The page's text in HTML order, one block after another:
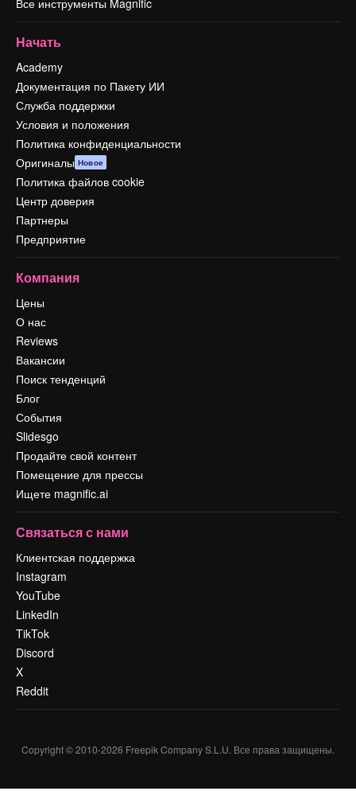
Начать
Academy
Документация по Пакету ИИ
Служба поддержки
Условия и положения
Политика конфиденциальности
Оригиналы Новое
Политика файлов cookie
Центр доверия
Партнеры
Предприятие
Компания
Цены
О нас
Reviews
Вакансии
Поиск тенденций
Блог
События
Slidesgo
Продайте свой контент
Помещение для прессы
Ищете magnific.ai
Связаться с нами
Клиентская поддержка
Instagram
YouTube
LinkedIn
TikTok
Discord
X
Reddit
Copyright © 2010-2026 Freepik Company S.L.U. Все права защищены.